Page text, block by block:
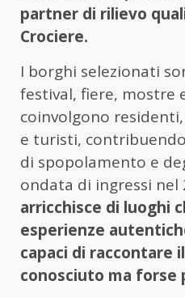
partner di rilievo
Crociere.
I borghi selezionati
festival, fiere, mostre
coinvolgono
e turisti,
di spopolamento e
ondata di ingressi nel
arricchisce di luoghi
esperienze
capaci di raccontare
conosciuto ma forse